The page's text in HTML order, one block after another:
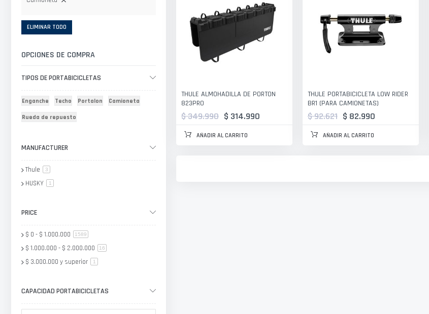
THULE ALMOHADILLA DE PORTON
823PRO
$ 314.990
$ 349.990
AÑADIR AL CARRITO
THULE PORTABICICLETA LOW RIDER
BR1 (PARA CAMIONETAS)
$ 82.990
$ 92.621
AÑADIR AL CARRITO
ELIMINAR TODO
OPCIONES DE COMPRA
TIPOS DE PORTABICICLETAS
Enganche Techo Portalon Camioneta
Rueda de repuesto
MANUFACTURER
Thule 3artículo
HUSKY 1
PRICE
$ 0 - $ 1.000.000 1589
$ 1.000.000 - $ 2.000.000 16
$ 3.000.000 y superior 1
CAPACIDAD PORTABICICLETAS